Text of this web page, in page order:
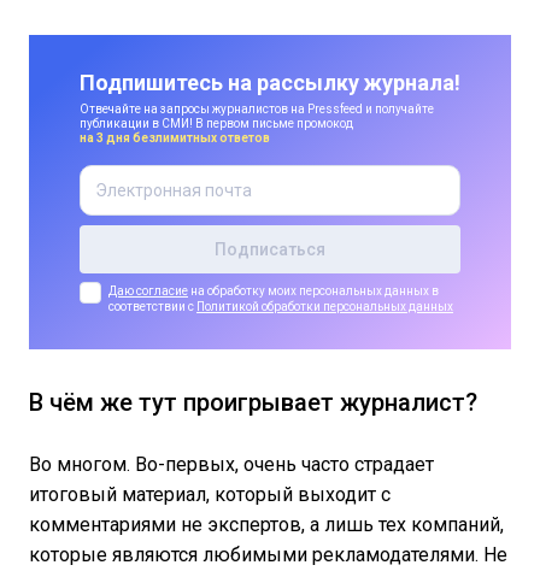
Подпишитесь на рассылку журнала!
Отвечайте на запросы журналистов на Pressfeed и получайте
публикации в СМИ! В первом письме промокод
на 3 дня безлимитных ответов
Даю согласие на обработку моих персональных данных в
соответствии с Политикой обработки персональных данных
В чём же тут проигрывает журналист?
Во многом. Во-первых, очень часто страдает
итоговый материал, который выходит с
комментариями не экспертов, а лишь тех компаний,
которые являются любимыми рекламодателями. Не